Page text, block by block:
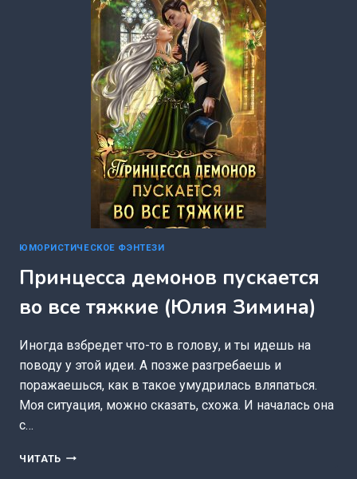
(ЮЛИЯ
ЗИМИНА)
ЮМОРИСТИЧЕСКОЕ ФЭНТЕЗИ
Принцесса демонов пускается
во все тяжкие (Юлия Зимина)
Иногда взбредет что-то в голову, и ты идешь на
поводу у этой идеи. А позже разгребаешь и
поражаешься, как в такое умудрилась вляпаться.
Моя ситуация, можно сказать, схожа. И началась она
с…
ЧИТАТЬ ПРИНЦЕССА